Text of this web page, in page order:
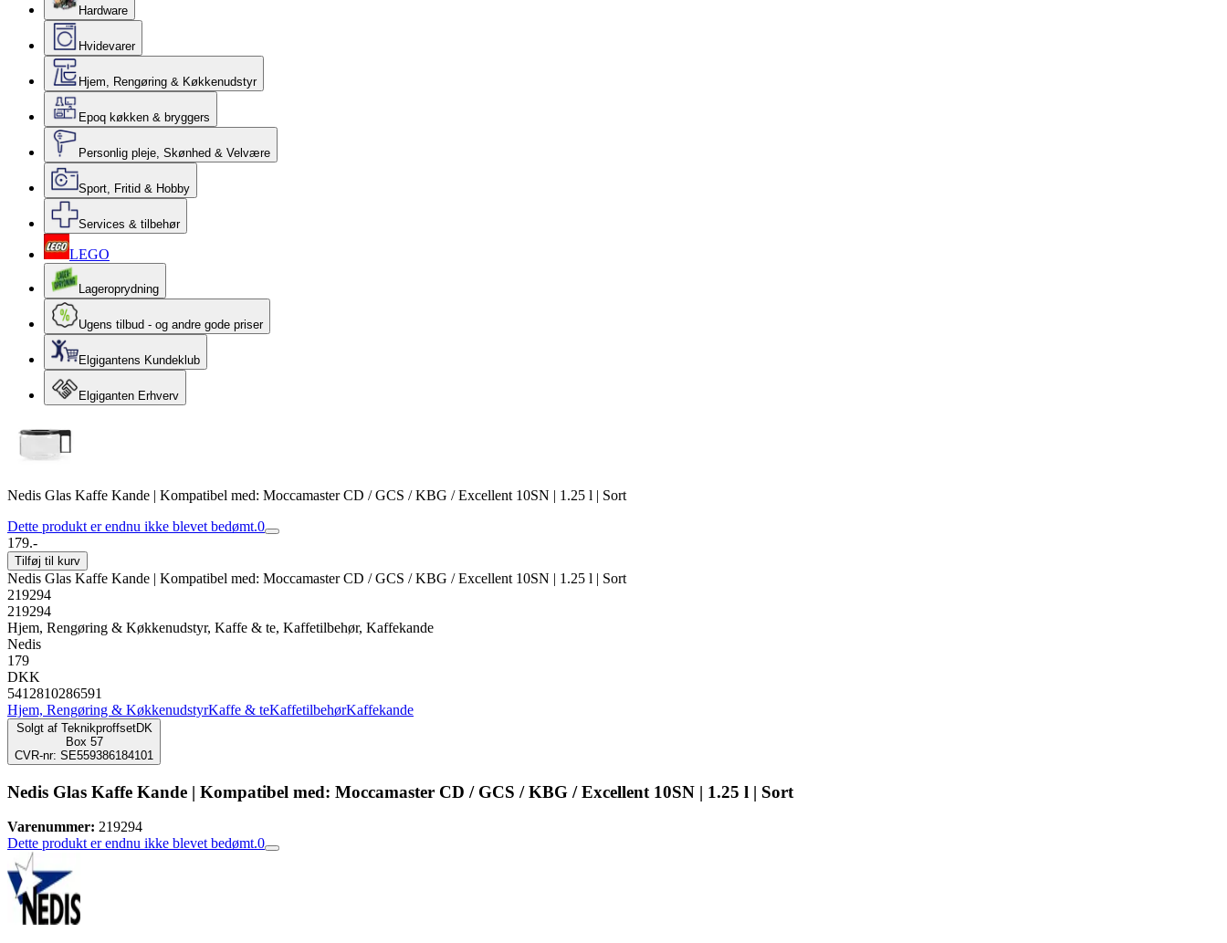
Hardware
Hvidevarer
Hjem, Rengøring & Køkkenudstyr
Epoq køkken & bryggers
Personlig pleje, Skønhed & Velvære
Sport, Fritid & Hobby
Services & tilbehør
LEGO
Lageroprydning
Ugens tilbud - og andre gode priser
Elgigantens Kundeklub
Elgiganten Erhverv
Nedis Glas Kaffe Kande | Kompatibel med: Moccamaster CD / GCS / KBG / Excellent 10SN | 1.25 l | Sort
Dette produkt er endnu ikke blevet bedømt.0
179.-
Tilføj til kurv
Nedis Glas Kaffe Kande | Kompatibel med: Moccamaster CD / GCS / KBG / Excellent 10SN | 1.25 l | Sort
219294
219294
Hjem, Rengøring & Køkkenudstyr, Kaffe & te, Kaffetilbehør, Kaffekande
Nedis
179
DKK
5412810286591
Hjem, Rengøring & KøkkenudstyrKaffe & teKaffetilbehørKaffekande
Solgt af TeknikproffsetDK
Box 57
CVR-nr: SE559386184101
Nedis Glas Kaffe Kande | Kompatibel med: Moccamaster CD / GCS / KBG / Excellent 10SN | 1.25 l | Sort
Varenummer: 219294
Dette produkt er endnu ikke blevet bedømt.0